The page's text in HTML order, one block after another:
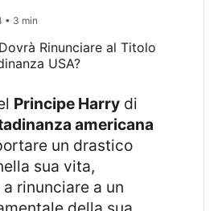
• 3 min
Principe Harry di
americana
un drastico
sua vita,
rinunciare a un